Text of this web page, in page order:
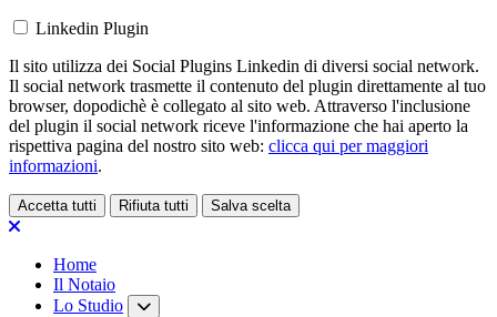
Linkedin Plugin
Il sito utilizza dei Social Plugins Linkedin di diversi social network.
Il social network trasmette il contenuto del plugin direttamente al tuo
browser, dopodichè è collegato al sito web. Attraverso l'inclusione
del plugin il social network riceve l'informazione che hai aperto la
rispettiva pagina del nostro sito web: clicca qui per maggiori
informazioni.
Accetta tutti Rifiuta tutti Salva scelta
Loading...
Home
Il Notaio
Lo Studio